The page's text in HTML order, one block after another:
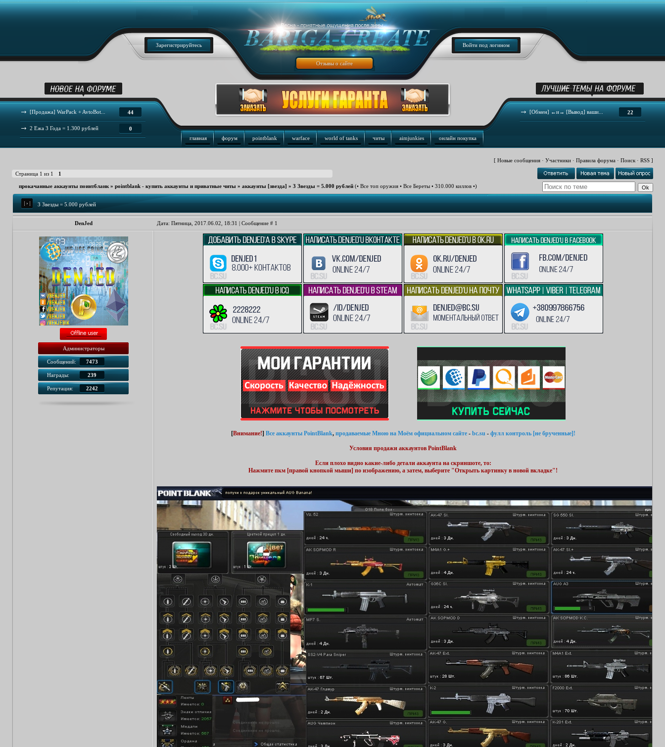
Отзывы о сайте
Зарегистрируйтесь Войти под логином
44
[Продажа] WarPack + AvtoBot...
0
2 Ежа 3 Года = 1.300 рублей
22
[Обмен] ←и→ [Вывод] ваши...
главная форум pointblank warface world of tanks читы aimjunkies онлайн покупка
[ Новые сообщения · Участники · Правила форума · Поиск · RSS ]
Страница 1 из 1 1
прокачанные аккаунты поинтбланк » pointblank - купить аккаунты и приватные читы » аккаунты [звезда] » 3 Звезды = 5.000 рублей (• Все топ оружия • Все Береты • 310.000 киллов •)
3 Звезды = 5.000 рублей
DenJed Дата: Пятница, 2017.06.02, 18:31 | Сообщение # 1
Администраторы
Сообщений: 7473
Награды: 239
Репутация: 2242
[Внимание!] Все аккаунты PointBlank, продаваемые Мною на Моём официальном сайте- bc.su- фулл контроль [не брученные]!
Условия продажи аккаунтов PointBlank
Если плохо видно какие-либо детали аккаунта на скриншоте, то:
Нажмите пкм [правой кнопкой мыши] по изображению, а затем, выберите "Открыть картинку в новой вкладке"!